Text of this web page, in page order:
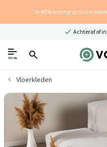
Tot 40% korting op
Achteraf of
menu
Vloerkleden